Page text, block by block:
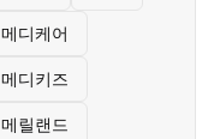
메디케어
메디키즈
메릴랜드